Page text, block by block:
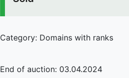
Category: Domains with ranks
End of auction: 03.04.2024